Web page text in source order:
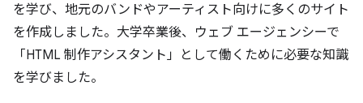
を学び、地元のバンドやアーティスト向けに多くのサイト
を作成しました。大学卒業後、ウェブ エージェンシーで
「HTML 制作アシスタント」として働くために必要な知識
を学びました。